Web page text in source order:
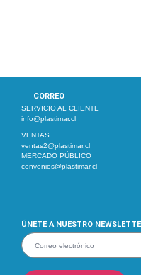
CORREO
SERVICIO AL CLIENTE
info@plastimar.cl
VENTAS
ventas2@plastimar.cl
MERCADO PÚBLICO
convenios@plastimar.cl
ÚNETE A NUESTRO